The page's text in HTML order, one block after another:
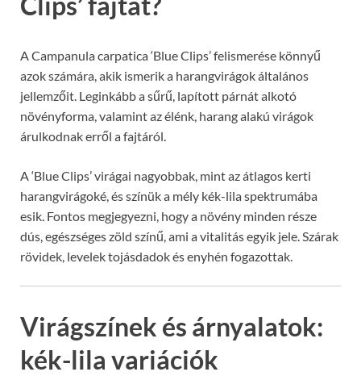
A Campanula carpatica ‘Blue Clips’ felismerése könnyű
azok számára, akik ismerik a harangvirágok általános
jellemzőit. Leginkább a sűrű, lapított párnát alkotó
növényforma, valamint az élénk, harang alakú virágok
árulkodnak erről a fajtáról.
A ‘Blue Clips’ virágai nagyobbak, mint az átlagos kerti
harangvirágoké, és színük a mély kék-lila spektrumába
esik. Fontos megjegyezni, hogy a növény minden része
dús, egészséges zöld színű, ami a vitalitás egyik jele. Szárak
rövidek, levelek tojásdadok és enyhén fogazottak.
Virágszínek és árnyalatok:
kék-lila variációk